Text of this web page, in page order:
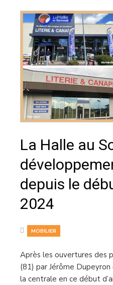
La Halle au
depuis le
2024
MOBILIER
Après les ouvertures des
(81) par Jérôme
la centrale en ce début